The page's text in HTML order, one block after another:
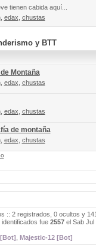
tienen cabida aquí...
, edax chustas
y BTT
Montaña
, edax chustas
, edax chustas
de montaña
, edax chustas
:: 2 registrados, 0 ocultos y
fue 2557el Sab Jul
Majestic-12 [Bot]